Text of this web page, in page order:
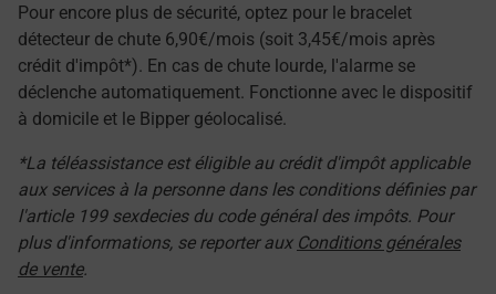
Pour encore plus de sécurité, optez pour le bracelet
détecteur de chute 6,90€/mois (soit 3,45€/mois après
crédit d'impôt*). En cas de chute lourde, l'alarme se
déclenche automatiquement. Fonctionne avec le dispositif
à domicile et le Bipper géolocalisé.
*La téléassistance est éligible au crédit d'impôt applicable
aux services à la personne dans les conditions définies par
l'article 199 sexdecies du code général des impôts. Pour
plus d'informations, se reporter aux Conditions générales
de vente.